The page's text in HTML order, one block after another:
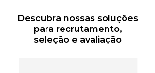
Descubra nossas soluções
para recrutamento,
seleção e avaliação